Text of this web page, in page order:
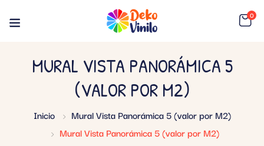
0
MURAL VISTA PANORÁMICA 5
(VALOR POR M2)
Inicio
Mural Vista Panorámica 5 (valor por M2)
Mural Vista Panorámica 5 (valor por M2)